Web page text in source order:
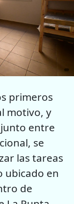
primeros
motivo, y
entre
se
las tareas
ubicado en
de